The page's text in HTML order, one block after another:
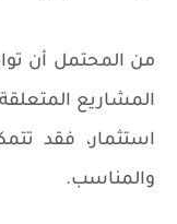
من المحتمل أن
المشاريع
استثمار، فقد
والمناسب.